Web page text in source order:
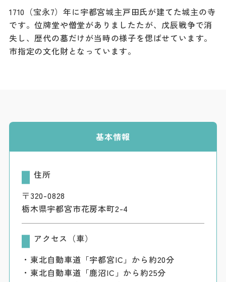
1710（宝永7）年に宇都宮城主戸田氏が建てた城主の寺
です。位牌堂や僧堂がありましたたが、戊辰戦争で消
失し、歴代の墓だけが当時の様子を偲ばせています。
市指定の文化財となっています。
基本情報
住所
〒320-0828
栃木県宇都宮市花房本町2-4
アクセス（車）
・東北自動車道「宇都宮IC」から約20分
・東北自動車道「鹿沼IC」から約25分
Languag
e
フォトダウン
ロード